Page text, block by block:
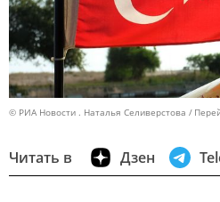
© РИА Новости . Наталья Селиверстова
Читать в Дзен